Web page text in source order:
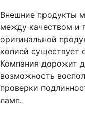
Внешние продукты
между качеством и
оригинальной
копией существует
Компания дорожит
возможность
проверки
ламп.